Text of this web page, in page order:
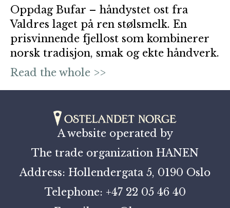
Oppdag Bufar – håndystet ost fra
Valdres laget på ren stølsmelk. En
prisvinnende fjellost som kombinerer
norsk tradisjon, smak og ekte håndverk.
Read the whole >>
A website operated by
The trade organization HANEN
Address: Hollendergata 5, 0190 Oslo
Telephone: +47 22 05 46 40